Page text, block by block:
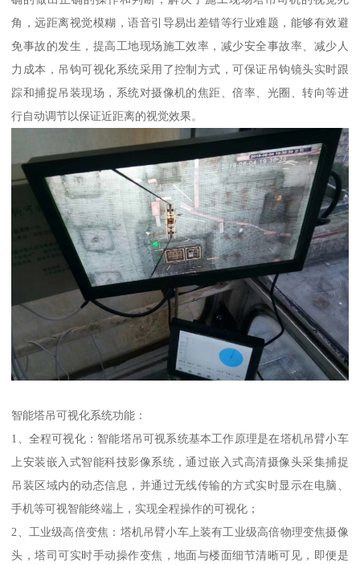
角，远距离视觉模糊，语音引导易出差错等行业难题，能够有效避
免事故的发生，提高工地现场施工效率，减少安全事故率、减少人
力成本，吊钩可视化系统采用了控制方式，可保证吊钩镜头实时跟
踪和捕捉吊装现场，系统对摄像机的焦距、倍率、光圈、转向等进
行自动调节以保证近距离的视觉效果。
智能塔吊可视化系统功能：
1、全程可视化：智能塔吊可视系统基本工作原理是在塔机吊臂小车
上安装嵌入式智能科技影像系统，通过嵌入式高清摄像头采集捕捉
吊装区域内的动态信息，并通过无线传输的方式实时显示在电脑、
手机等可视智能终端上，实现全程操作的可视化；
2、工业级高倍变焦：塔机吊臂小车上装有工业级高倍物理变焦摄像
头，塔司可实时手动操作变焦，地面与楼面细节清晰可见，即便是